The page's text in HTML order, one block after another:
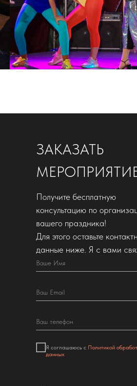
Я соглашаюсь с Политикой
данных
ЗАКАЗАТЬ
Получите бесплатную
консультацию по
вашего праздника!
Для этого оставьте
данные ниже. Я с вами